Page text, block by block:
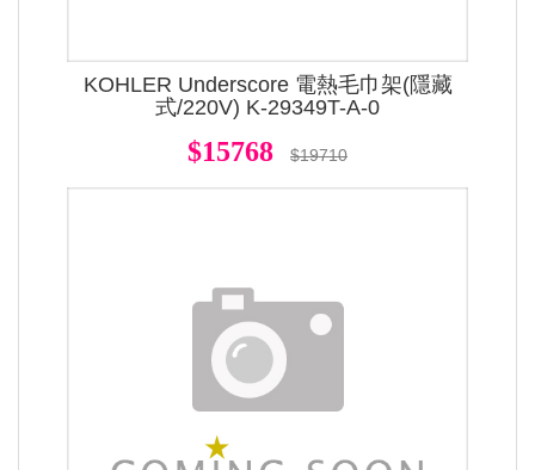
KOHLER Underscore 電熱毛巾架(隱藏
式/220V) K-29349T-A-0
$15768 $19710